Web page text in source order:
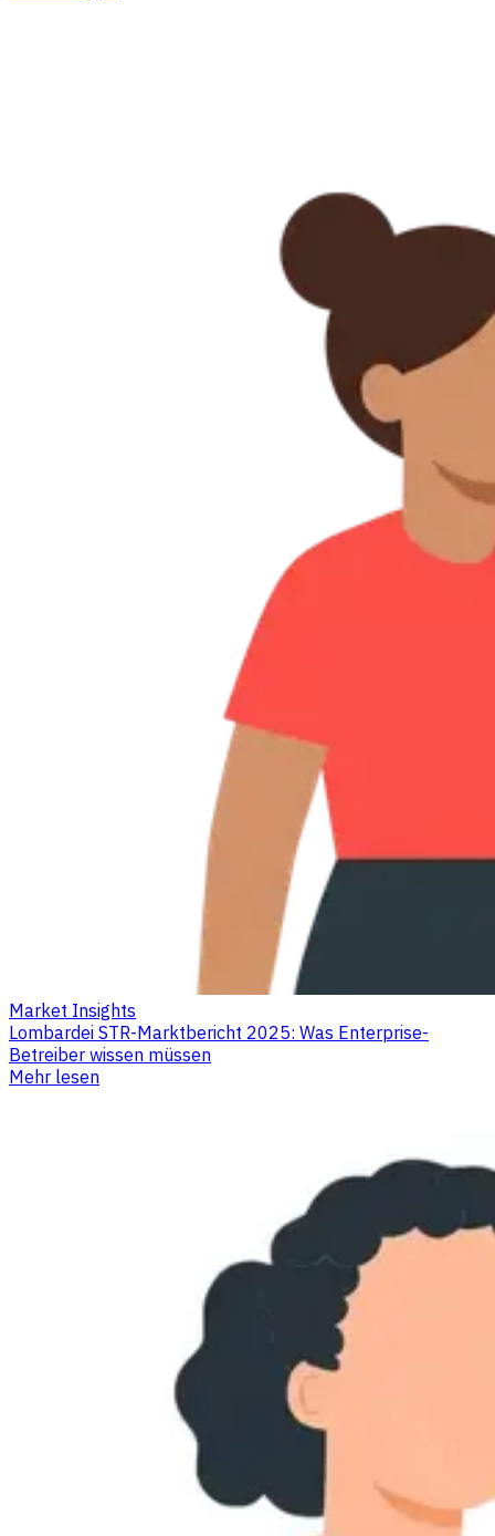
Market Insights
Lombardei STR-Marktbericht 2025: Was Enterprise-
Betreiber wissen müssen
Mehr lesen